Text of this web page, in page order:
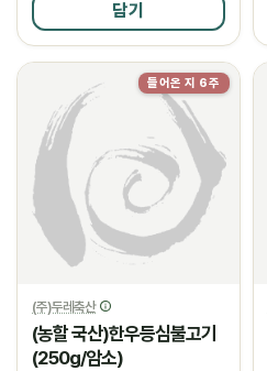
담기
들어온 지 6주
(주)두레축산
(농할 국산)한우등심불고기
(250g/암소)